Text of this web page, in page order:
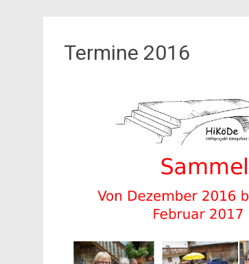
Termine 2016